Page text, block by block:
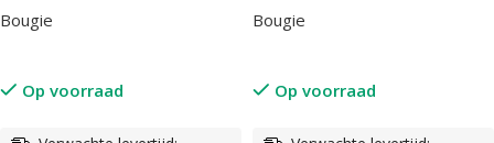
Bougie
Op voorraad
Bougie
Op voorraad